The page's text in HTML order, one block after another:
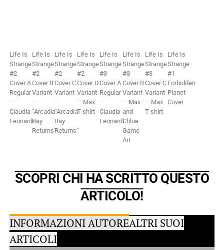
Life Is
Strange
#2
Cover A
Regular
–
Claudia
Leonardi
Life Is
Strange
#2
Cover B
Variant
–
“Arcadia
Bay
Returns”
Life Is
Strange
#2
Cover C
Variant
–
“Arcadia
Bay
Returns”
Life Is
Strange
#2
Cover D
Variant
– Max
T-shirt
Life Is
Strange
#3
Cover A
Regular
–
Claudia
Leonardi
Life Is
Strange
#3
Cover B
Variant
– Max
and
Chloe
Game
Art
Life Is
Strange
#3
Cover C
Variant
– Max
T-shirt
Life Is
Strange
#1
Forbidden
Planet
Cover
SCOPRI CHI HA SCRITTO QUESTO
ARTICOLO!
INFORMAZIONI AUTOREALTRI SUOI
ARTICOLI